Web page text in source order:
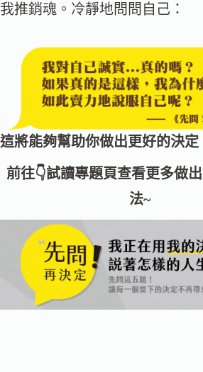
我推銷魂。冷靜地問問自己：
這將能夠幫助你做出更好的決定
前往👇試讀專題頁查看更多做
法~